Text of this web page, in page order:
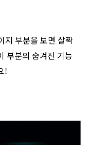
지 부분을 보면 살짝
부분의 숨겨진 기능
!